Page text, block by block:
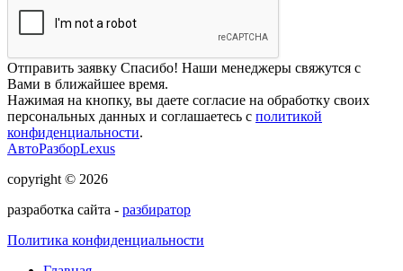
Отправить заявку Спасибо! Наши менеджеры свяжутся с
Вами в ближайшее время.
Нажимая на кнопку, вы даете согласие на обработку своих
персональных данных и соглашаетесь с политикой
конфиденциальности.
АвтоРазборLexus
copyright © 2026
разработка сайта - разбиратор
Политика конфиденциальности